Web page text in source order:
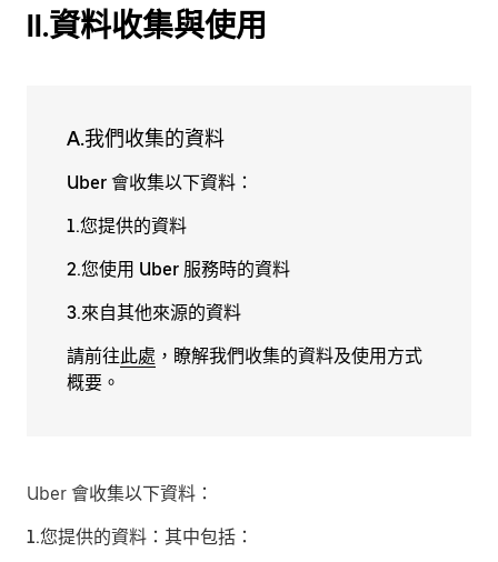
II.資料收集與使用
A.我們收集的資料
Uber 會收集以下資料：
1.您提供的資料
2.您使用 Uber 服務時的資料
3.來自其他來源的資料
請前往此處 ，瞭解我們收集的資料及使用方式
概要。
Uber 會收集以下資料：
1.您提供的資料 ：其中包括：